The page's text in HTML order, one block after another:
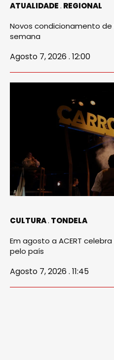
ATUALIDADE REGIONAL
Novos condicionamento
semana
Agosto 7, 2026 . 12:00
CULTURA TONDELA
Em agosto a ACERT
pelo país
Agosto 7, 2026 . 11:45